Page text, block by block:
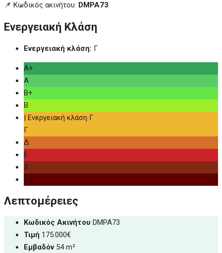
📌 Κωδικός ακινήτου: DMPA73
Ενεργειακή Κλάση
Ενεργειακή κλάση: Γ
Α+
Α
Β+
Β
| Ενεργειακή κλάση Γ
Γ
Δ
Ε
Ζ
Η
Λεπτομέρειες
Κωδικός Ακινήτου DMPA73
Τιμή 175.000€
Εμβαδόν 54 m²